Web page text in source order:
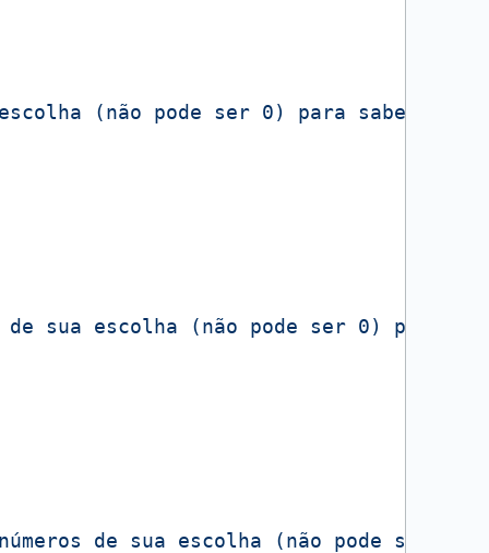
(não pode ser 0) para saber o
sua escolha (não pode ser 0) para
de sua escolha (não pode ser